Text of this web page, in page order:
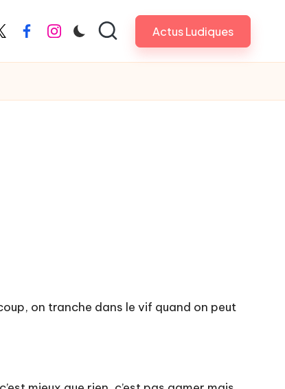
FacebookInstagram Actus Ludiques
on tranche dans le vif quand on peut